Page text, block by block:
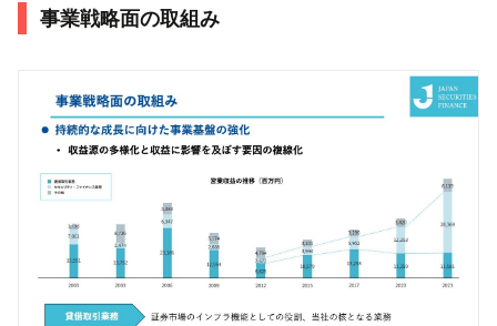
事業戦略面の取組み